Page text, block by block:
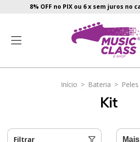
8% OFF no PIX ou 6 x sem juros no
Início > Bateria > Peles
Kit
Filtrar